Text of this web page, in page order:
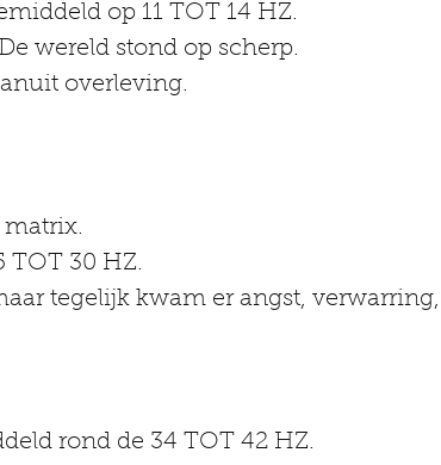
op 11 TOT 14 HZ.
wereld stond op scherp.
overleving.
matrix.
TOT 30 HZ.
tegelijk kwam er angst,
rond de 34 TOT 42 HZ.